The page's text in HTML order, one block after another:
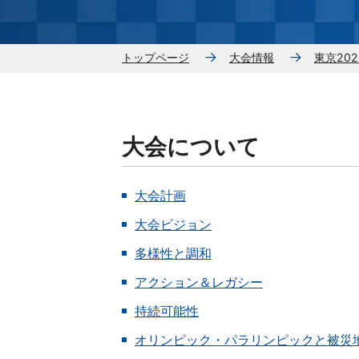
トップページ 大会情報 東京
大会について
大会計画
大会ビジョン
多様性と調和
アクション＆レガシー
持続可能性
オリンピック・パラリンピックと被災